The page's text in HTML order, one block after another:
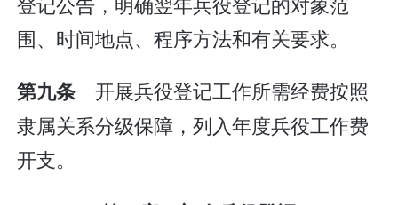
围、时间地点、程序方法和有关要求。
第九条开展兵役登记工作所需经费按照
隶属关系分级保障，列入年度兵役工作费
开支。